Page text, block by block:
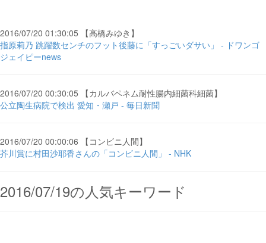
2016/07/20 01:30:05 【高橋みゆき】
指原莉乃 跳躍数センチのフット後藤に「すっごいダサい」 - ドワンゴ
ジェイピーnews
2016/07/20 00:30:05 【カルバペネム耐性腸内細菌科細菌】
公立陶生病院で検出 愛知・瀬戸 - 毎日新聞
2016/07/20 00:00:06 【コンビニ人間】
芥川賞に村田沙耶香さんの「コンビニ人間」 - NHK
2016/07/19の人気キーワード